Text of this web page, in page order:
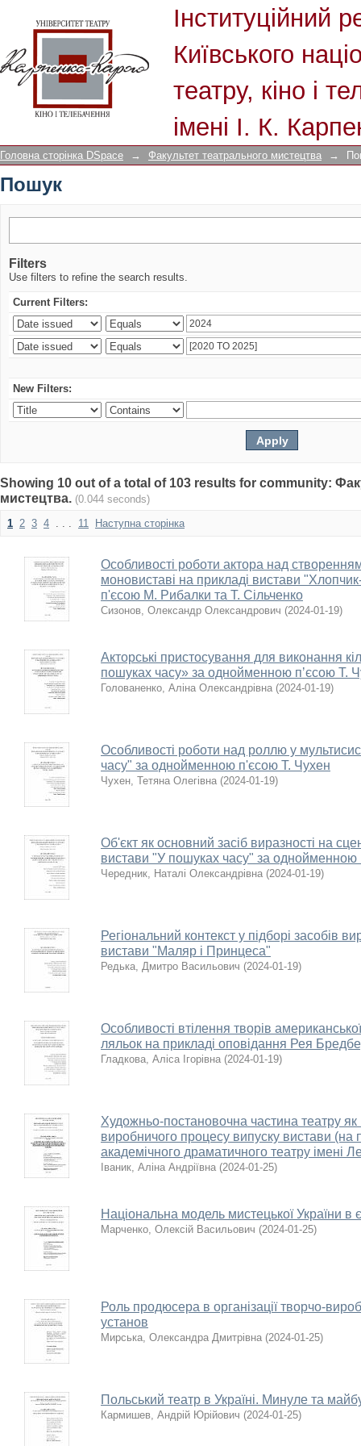
Інституційний
Київського
театру, кіно і
імені І. К.
Головна сторінка DSpace → Факультет театрального мистецтва →
Пошук
Filters
Use filters to refine the search results.
Current Filters:
New Filters:
Showing 10 out of a total of 103 results for community:
мистецтва. (0.044 seconds)
1 2 3 4 . . . 11 Наступна сторінка
Особливості роботи актора над
моновиставі на прикладі вистави
п'єсою М. Рибалки та Т. Сільченко
Сизонов, Олександр Олександрович (2024-01-19)
Акторські пристосування для виконання
пошуках часу» за однойменною пʼєсою Т.
Голованенко, Аліна Олександрівна (2024-01-19)
Особливості роботи над роллю у
часу" за однойменною п'єсою Т. Чухен
Чухен, Тетяна Олегівна (2024-01-19)
Об'єкт як основний засіб виразності на
вистави "У пошуках часу" за
Чередник, Наталі Олександрівна (2024-01-19)
Регіональний контекст у підборі засобів
вистави "Маляр і Принцеса"
Редька, Дмитро Васильович (2024-01-19)
Особливості втілення творів
ляльок на прикладі оповідання Рея
Гладкова, Аліса Ігорівна (2024-01-19)
Художньо-постановочна частина театру
виробничого процесу випуску вистави (на
академічного драматичного театру імені
Іваник, Аліна Андріївна (2024-01-25)
Національна модель мистецької України в
Марченко, Олексій Васильович (2024-01-25)
Роль продюсера в організації творчо-
установ
Мирська, Олександра Дмитрівна (2024-01-25)
Польський театр в Україні. Минуле та
Кармишев, Андрій Юрійович (2024-01-25)